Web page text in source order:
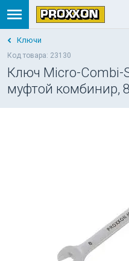
Ключи
Код товара: 23130
Ключ Micro-Combi-
муфтой комбинир,